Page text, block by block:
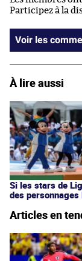
Participez à la
Voir les
À lire aussi
Si les stars de
des personnages
Articles en